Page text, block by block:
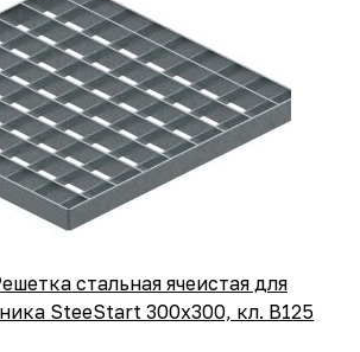
стальная ячеистая для
SteeStart 300х300, кл. В125